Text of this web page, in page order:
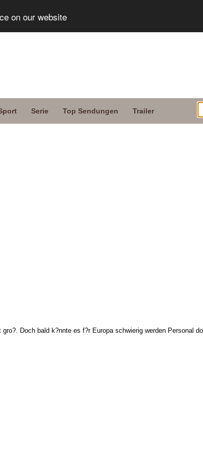
on our website
Serie Top Sendungen Trailer
Doch bald k?nnte es f?r Europa schwierig werden Personal